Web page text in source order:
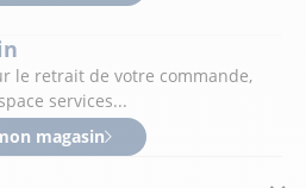
le retrait de votre commande,
services...
magasin